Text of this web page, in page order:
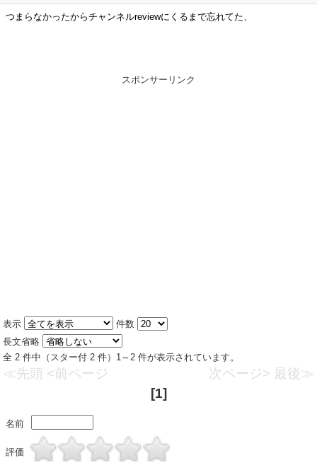
つまらなかったからチャンネルreviewにくるまで忘れてた、
スポンサーリンク
表示
件数
長文省略
全 2 件中（スター付 2 件）1～2 件が表示されています。
≪先頭 <前ページ 次ページ> 最後≫
[1]
名前
評価